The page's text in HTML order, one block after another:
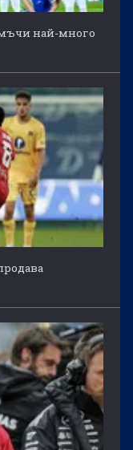
мъчи най-много